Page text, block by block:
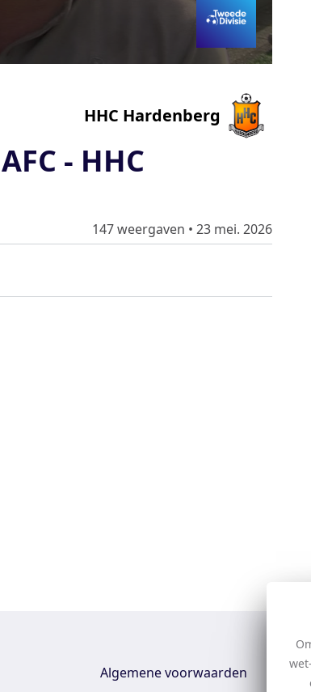
HHC Hardenberg
- HHC
147 weergaven • 23 mei. 2026
Algemene voorwaarden